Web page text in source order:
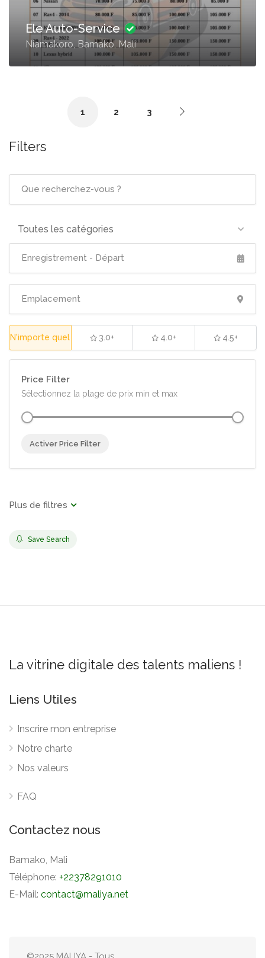
Ele Auto-Service
Niamakoro, Bamako, Mali
1 2 3
Filters
Toutes les catégories
N'importe quel 3.0+ 4.0+ 4.5+
Price Filter
Sélectionnez la plage de prix min et max
Activer Price Filter
Save Search
La vitrine digitale des talents maliens !
Liens Utiles
Inscrire mon entreprise
Notre charte
Nos valeurs
FAQ
Contactez nous
Bamako, Mali
Téléphone: +22378291010
E-Mail: contact@maliya.net